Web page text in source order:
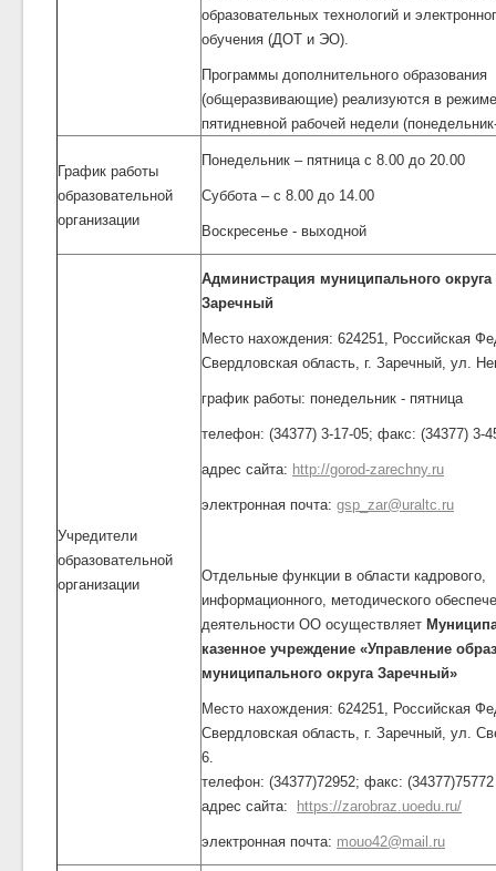
образовательных технологий и
обучения (ДОТ и ЭО).
Программы дополнительного образования
(общеразвивающие) реализуются в режиме
пятидневной рабочей недели
График работы
образовательной
организации
Понедельник – пятница с 8.00 до 20.00
Суббота – с 8.00 до 14.00
Воскресенье - выходной
Учредители
образовательной
организации
Администрация муниципального округа
Заречный
Место нахождения: 624251, Российская
Свердловская область, г. Заречный, ул.
график работы: понедельник - пятница
телефон: (34377) 3-17-05; факс: (34377) 3-
адрес сайта: http://gorod-zarechny.ru
электронная почта: gsp_zar@uraltc.ru
Отдельные функции в области кадрового,
информационного, методического
деятельности ОО осуществляет
казенное учреждение «Управление
муниципального округа Заречный»
Место нахождения: 624251, Российская
Свердловская область, г. Заречный, ул.
6.
телефон: (34377)72952; факс: (34377)75772
адрес сайта:
https://zarobraz.uoedu.ru/
электронная почта: mouo42@mail.ru